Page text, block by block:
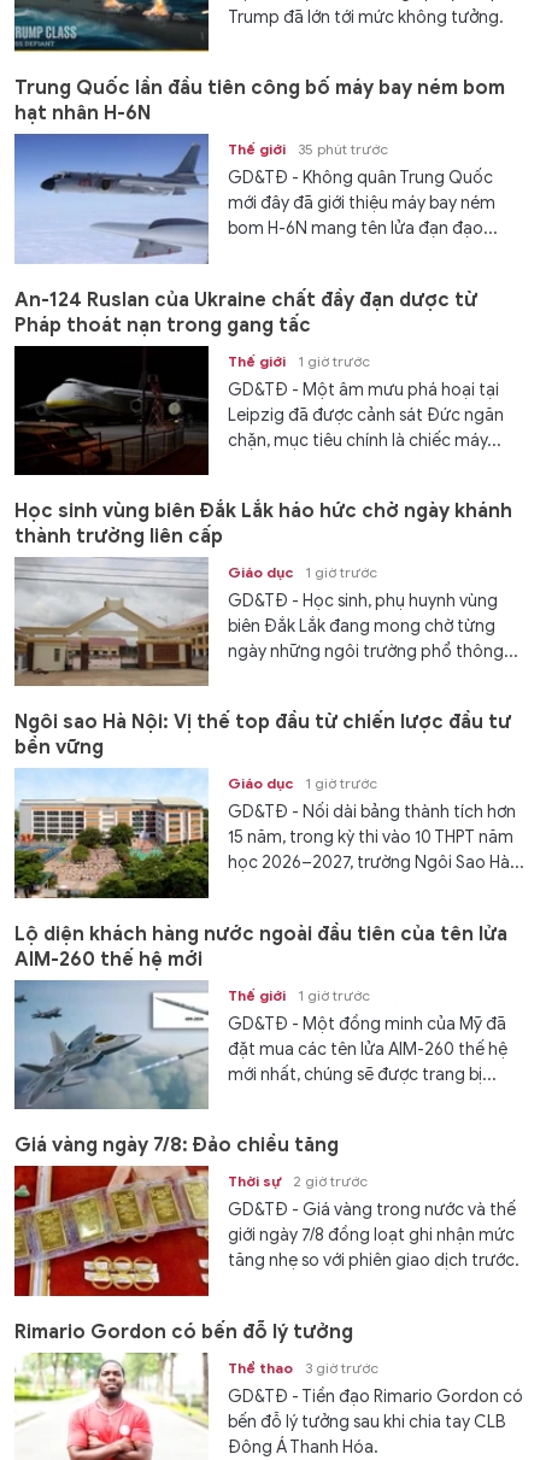
Trump đã lớn tới mức không tưởng.
Trung Quốc lần đầu tiên công bố máy bay ném bom
hạt nhân H-6N
Thế giới 35 phút trước
GD&TĐ - Không quân Trung Quốc
mới đây đã giới thiệu máy bay ném
bom H-6N mang tên lửa đạn đạo...
An-124 Ruslan của Ukraine chất đầy đạn dược từ
Pháp thoát nạn trong gang tấc
Thế giới 1 giờ trước
GD&TĐ - Một âm mưu phá hoại tại
Leipzig đã được cảnh sát Đức ngăn
chặn, mục tiêu chính là chiếc máy...
Học sinh vùng biên Đắk Lắk háo hức chờ ngày khánh
thành trường liên cấp
Giáo dục 1 giờ trước
GD&TĐ - Học sinh, phụ huynh vùng
biên Đắk Lắk đang mong chờ từng
ngày những ngôi trường phổ thông...
Ngôi sao Hà Nội: Vị thế top đầu từ chiến lược đầu tư
bền vững
Giáo dục 1 giờ trước
GD&TĐ - Nối dài bảng thành tích hơn
15 năm, trong kỳ thi vào 10 THPT năm
học 2026–2027, trường Ngôi Sao Hà...
Lộ diện khách hàng nước ngoài đầu tiên của tên lửa
AIM-260 thế hệ mới
Thế giới 1 giờ trước
GD&TĐ - Một đồng minh của Mỹ đã
đặt mua các tên lửa AIM-260 thế hệ
mới nhất, chúng sẽ được trang bị...
Giá vàng ngày 7/8: Đảo chiều tăng
Thời sự 2 giờ trước
GD&TĐ - Giá vàng trong nước và thế
giới ngày 7/8 đồng loạt ghi nhận mức
tăng nhẹ so với phiên giao dịch trước.
Rimario Gordon có bến đỗ lý tưởng
Thể thao 3 giờ trước
GD&TĐ - Tiền đạo Rimario Gordon có
bến đỗ lý tưởng sau khi chia tay CLB
Đông Á Thanh Hóa.